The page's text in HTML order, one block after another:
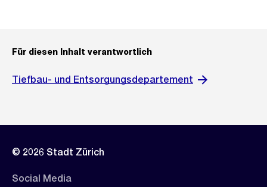
Für diesen Inhalt verantwortlich
Tiefbau- und Entsorgungsdepartement
© 2026 Stadt Zürich
Social Media